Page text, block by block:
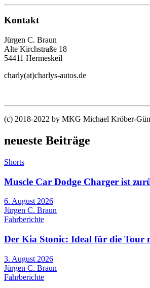
Kontakt
Jürgen C. Braun
Alte Kirchstraße 18
54411 Hermeskeil
charly(at)charlys-autos.de
(c) 2018-2022 by MKG Michael Kröber-
neueste Beiträge
Shorts
Muscle Car Dodge Charger ist
6. August 2026
Jürgen C. Braun
Fahrberichte
Der Kia Stonic: Ideal für die Tour
3. August 2026
Jürgen C. Braun
Fahrberichte